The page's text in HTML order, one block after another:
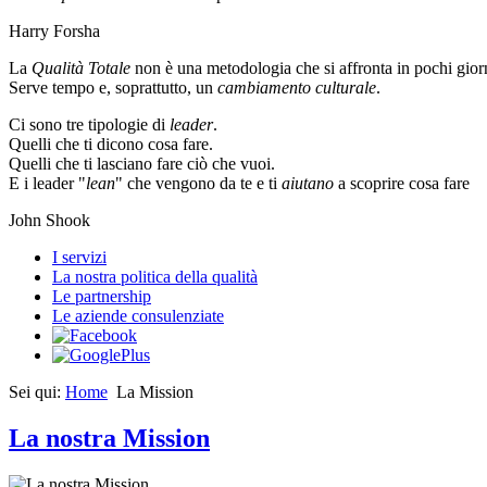
Harry Forsha
La Qualità Totale non è una metodologia che si affronta in pochi
Serve tempo e, soprattutto, un cambiamento culturale.
Ci sono tre tipologie di leader.
Quelli che ti dicono cosa fare.
Quelli che ti lasciano fare ciò che vuoi.
E i leader "lean" che vengono da te e ti aiutano a scoprire cosa fare
John Shook
I servizi
La nostra politica della qualità
Le partnership
Le aziende consulenziate
Sei qui: Home La Mission
La nostra Mission